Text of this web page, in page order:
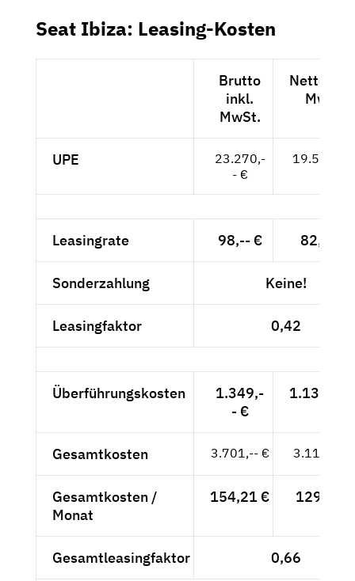
Seat Ibiza: Leasing-Kosten
Brutto
inkl.
MwSt.
Netto
MwSt.
UPE
23.270,-
- €
19.555,--
Leasingrate 98,-- € 82,35 €
Sonderzahlung Keine!
Leasingfaktor 0,42
Überführungskosten
1.349,-
- €
1.133,61
Gesamtkosten 3.701,-- € 3.110,08
Gesamtkosten /
Monat
154,21 € 129,59 €
Gesamtleasingfaktor 0,66